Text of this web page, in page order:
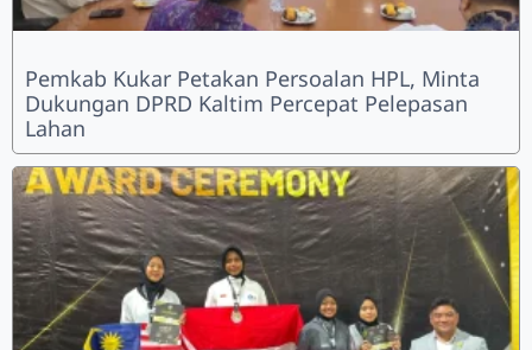
Pemkab Kukar Petakan Persoalan HPL, Minta
Dukungan DPRD Kaltim Percepat Pelepasan
Lahan